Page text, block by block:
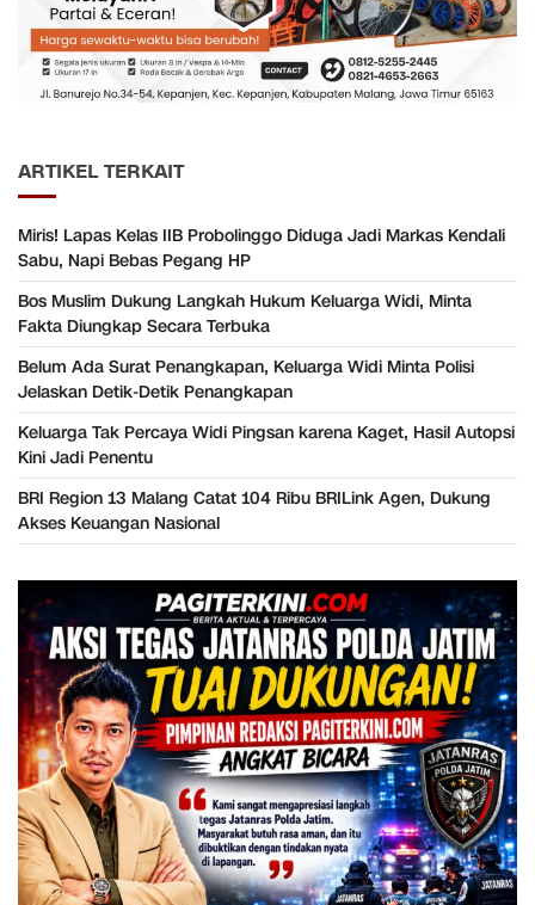
ARTIKEL TERKAIT
Miris! Lapas Kelas IIB Probolinggo Diduga Jadi Markas Kendali
Sabu, Napi Bebas Pegang HP
Bos Muslim Dukung Langkah Hukum Keluarga Widi, Minta
Fakta Diungkap Secara Terbuka
Belum Ada Surat Penangkapan, Keluarga Widi Minta Polisi
Jelaskan Detik-Detik Penangkapan
Keluarga Tak Percaya Widi Pingsan karena Kaget, Hasil Autopsi
Kini Jadi Penentu
BRI Region 13 Malang Catat 104 Ribu BRILink Agen, Dukung
Akses Keuangan Nasional